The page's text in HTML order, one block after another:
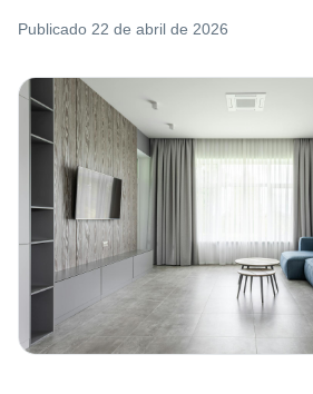
Publicado 22 de abril de 2026